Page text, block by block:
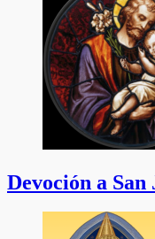
Devoción a San